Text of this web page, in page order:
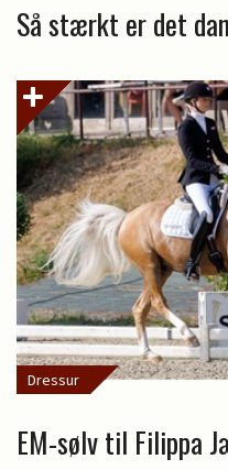
Så stærkt er det
Dressur
EM-sølv til Filippa